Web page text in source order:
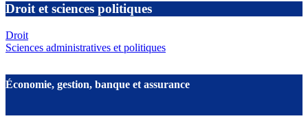
Droit et sciences politiques
Droit
Sciences administratives et politiques
Économie, gestion, banque et assurance